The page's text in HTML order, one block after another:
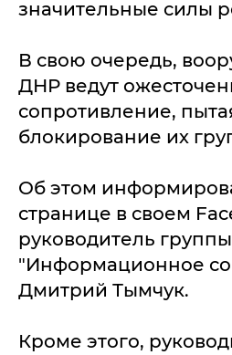
значительные силы
В свою очередь,
ДНР ведут
сопротивление,
блокирование их
Об этом
странице в своем
руководитель группы
"Информационное
Дмитрий Тымчук.
Кроме этого,